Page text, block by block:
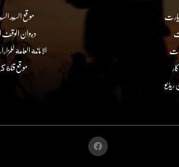
موقع السيد
ديوان
الامانة العامة
موقع قناة